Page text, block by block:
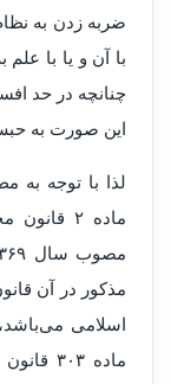
ضربه زدن به
با آن و یا با علم
چنانچه در حد
این صورت به
ماده ۲
مذکور در آن
اسلامی می‌باشد،
ماده